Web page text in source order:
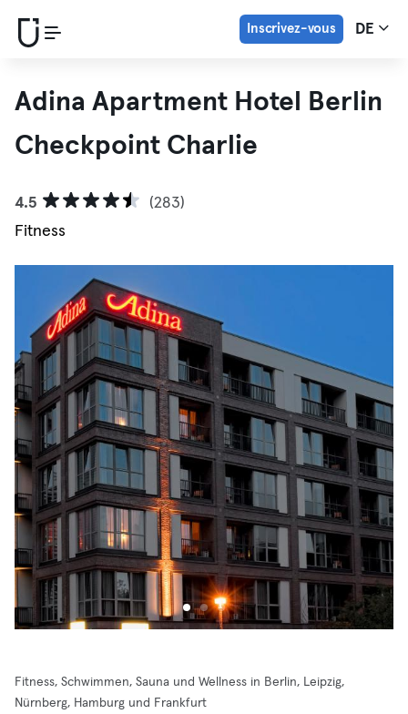
Inscrivez-vous DE
Adina Apartment Hotel Berlin
Checkpoint Charlie
4.5
(283)
Fitness
Fitness, Schwimmen, Sauna und Wellness in Berlin, Leipzig,
Nürnberg, Hamburg und Frankfurt